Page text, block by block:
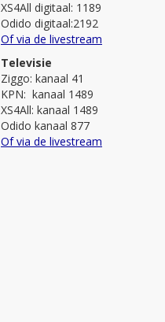
XS4All digitaal: 1189
Odido digitaal:2192
Of via de livestream
Televisie
Ziggo: kanaal 41
KPN: kanaal 1489
XS4All: kanaal 1489
Odido kanaal 877
Of via de livestream